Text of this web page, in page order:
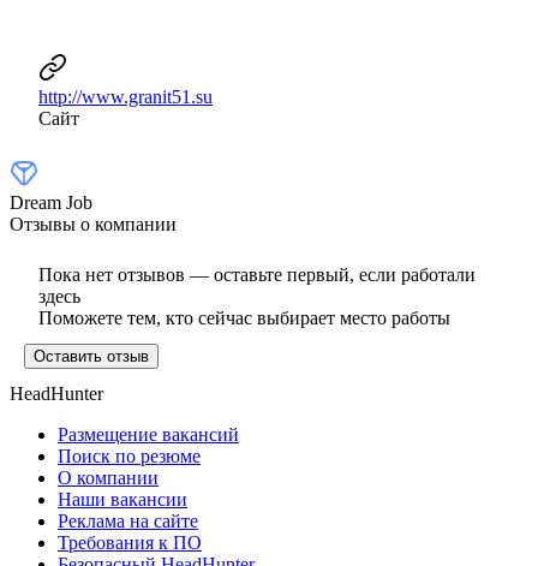
http://www.granit51.su
Сайт
Dream Job
Отзывы о компании
Пока нет отзывов — оставьте первый, если работали
здесь
Поможете тем, кто сейчас выбирает место работы
Оставить отзыв
HeadHunter
Размещение вакансий
Поиск по резюме
О компании
Наши вакансии
Реклама на сайте
Требования к ПО